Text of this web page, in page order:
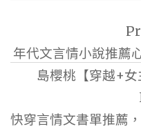
導
年代文言情小說推薦
島櫻桃【穿越+女
快穿言情文書單推薦